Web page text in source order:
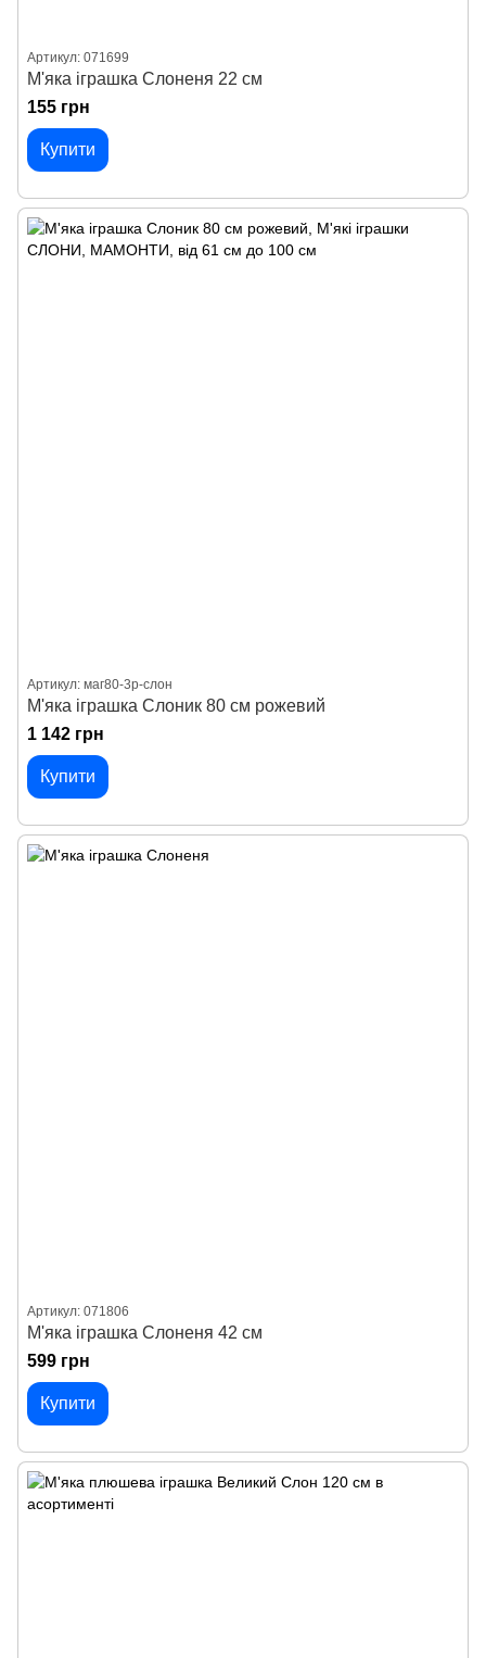
Артикул: 071699
М'яка іграшка Слоненя 22 см
155 грн
Купити
Артикул: маг80-3р-слон
М'яка іграшка Слоник 80 см рожевий
1 142 грн
Купити
Артикул: 071806
М'яка іграшка Слоненя 42 см
599 грн
Купити